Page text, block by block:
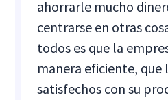
ahorrarle mucho
centrarse en otras
todos es que la
manera eficiente, que
satisfechos con su